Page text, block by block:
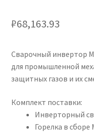
₽68,163.93
Сварочный инвертор
для промышленной
защитных газов и их
Комплект поставки:
Инверторный
Горелка в сборе